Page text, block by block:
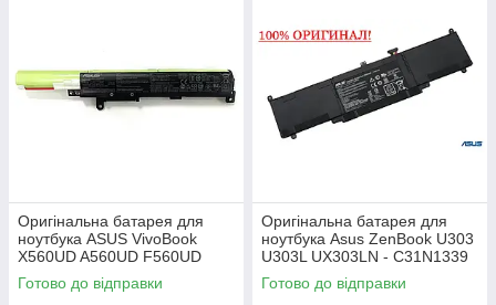
Оригінальна батарея для
ноутбука ASUS VivoBook
X560UD A560UD F560UD
K560UD R562UD - A31N1730
Готово до відправки
Оригінальна батарея для
ноутбука Asus ZenBook U303
U303L UX303LN - C31N1339
(+11.31 V 50Wh) АКБ
Готово до відправки